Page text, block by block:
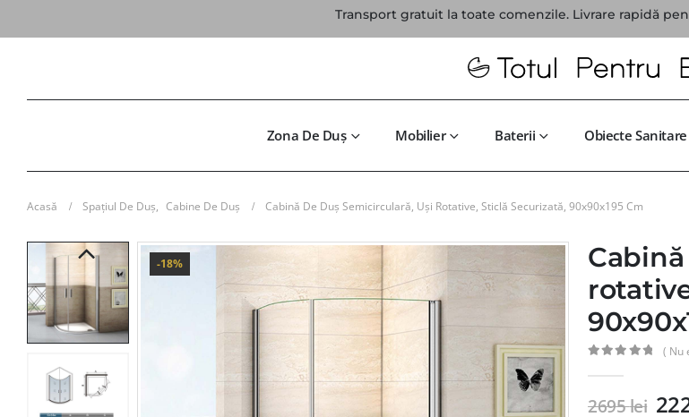
Transport gratuit la toate comenzile. Livrare rapidă
Zona De Duș Mobilier Baterii Obiecte Sanitare
Acasă Spațiul De Duș, Cabine De Duș Cabină De Duș Semicirculară, Uși Rotative, Sticlă Securizată, 90x90x195 Cm
-18%
( Nu
2695lei